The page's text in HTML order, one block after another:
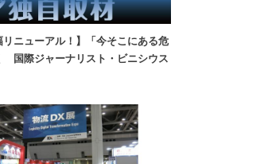
リニューアル！】「今そこにある危
国際ジャーナリスト・ビニシウス